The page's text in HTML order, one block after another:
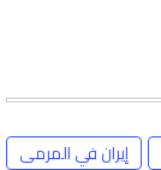
إيران في المرمى